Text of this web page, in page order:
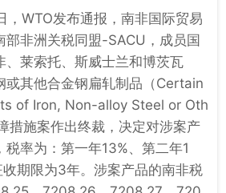
，WTO发布通报，南非国际贸易
部非洲关税同盟-SACU，成员国
、莱索托、斯威士兰和博茨瓦
或其他合金钢扁轧制品（Certain
of Iron, Non-alloy Steel or Oth
措施案作出终裁，决定对涉案产
税率为：第一年13%、第二年1
期限为3年。涉案产品的南非税